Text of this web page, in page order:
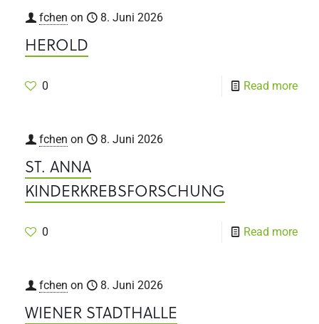
fchen on 8. Juni 2026
HEROLD
0 Read more
fchen on 8. Juni 2026
ST. ANNA
KINDERKREBSFORSCHUNG
0 Read more
fchen on 8. Juni 2026
WIENER STADTHALLE